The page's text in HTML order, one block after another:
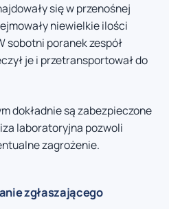
się w przenośnej
niewielkie ilości
sobotni poranek zespół
je i przetransportował do
dokładnie są zabezpieczone
laboratoryjna pozwoli
zagrożenie.
zgłaszającego